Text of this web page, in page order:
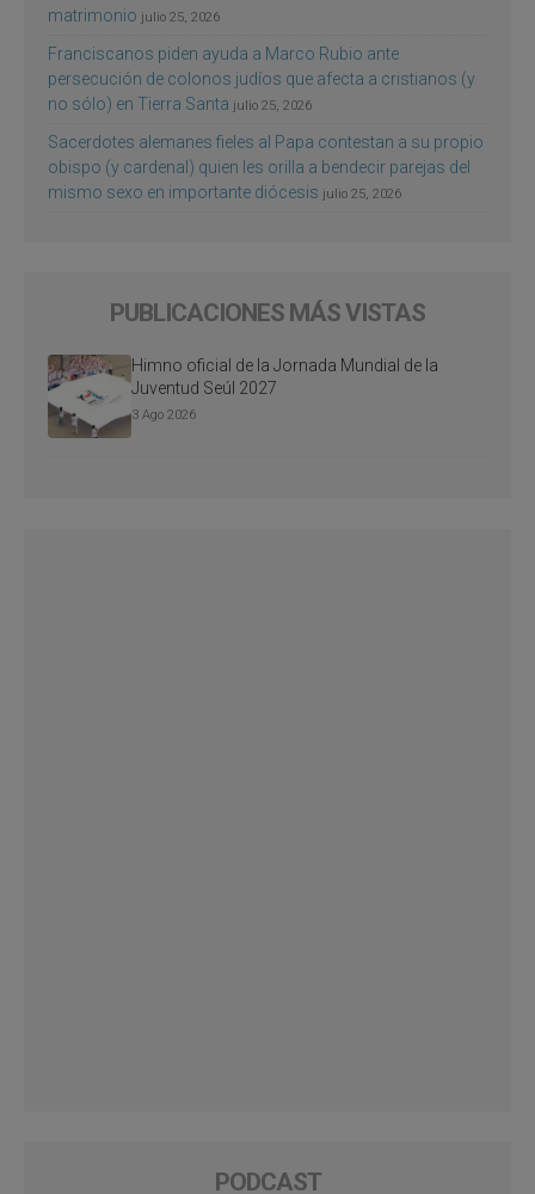
matrimonio julio 25, 2026
Franciscanos piden ayuda a Marco Rubio ante
persecución de colonos judíos que afecta a cristianos (y
no sólo) en Tierra Santa julio 25, 2026
Sacerdotes alemanes fieles al Papa contestan a su propio
obispo (y cardenal) quien les orilla a bendecir parejas del
mismo sexo en importante diócesis julio 25, 2026
PUBLICACIONES MÁS VISTAS
Himno oficial de la Jornada Mundial de la
Juventud Seúl 2027
3 Ago 2026
PODCAST